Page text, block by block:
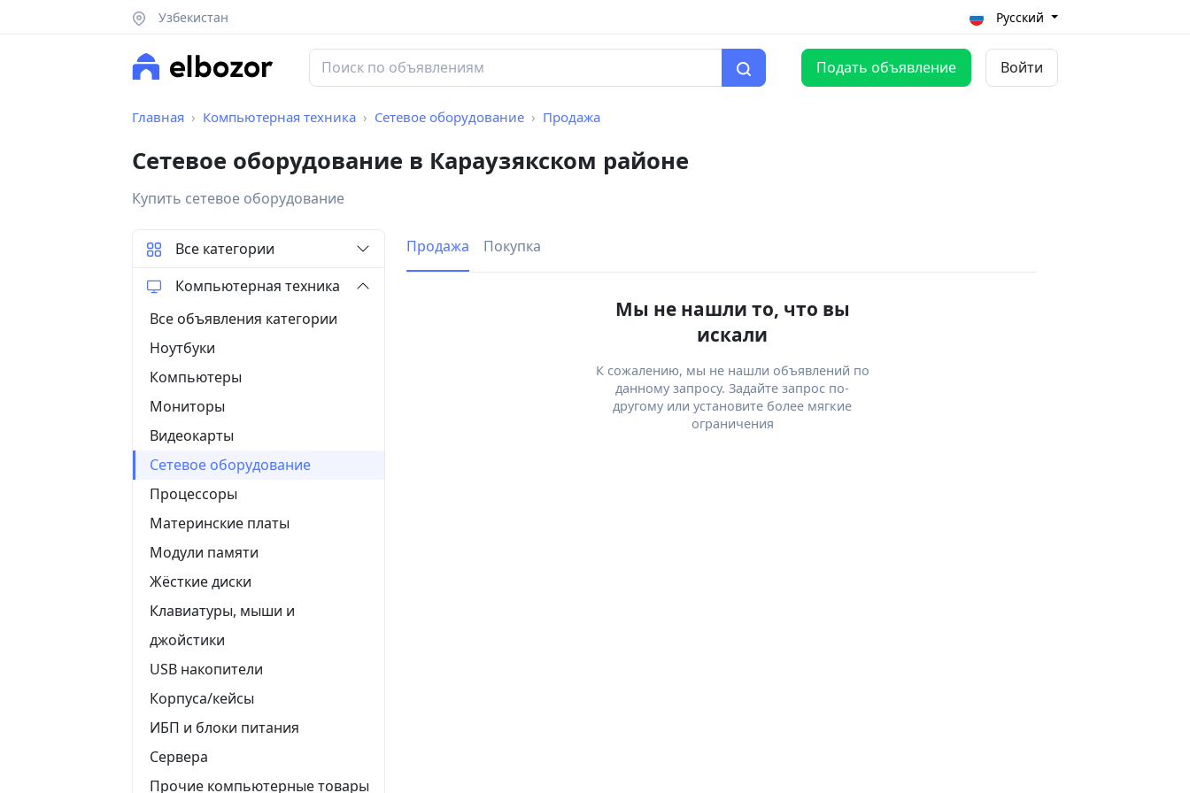
Узбекистан Русский
Подать объявление Войти
Главная Компьютерная техника Сетевое оборудование Продажа
Сетевое оборудование в Караузякском районе
Купить сетевое оборудование
Продажа Покупка
Мы не нашли то, что вы
искали
К сожалению, мы не нашли объявлений по
данному запросу. Задайте запрос по-
другому или установите более мягкие
ограничения
Все категории
Компьютерная техника
Все объявления категории
Ноутбуки
Компьютеры
Мониторы
Видеокарты
Сетевое оборудование
Процессоры
Материнские платы
Модули памяти
Жёсткие диски
Клавиатуры, мыши и
джойстики
USB накопители
Корпуса/кейсы
ИБП и блоки питания
Сервера
Прочие компьютерные товары